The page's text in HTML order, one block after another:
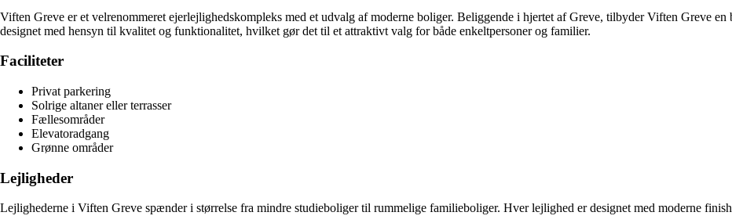
Viften Greve er et velrenommeret ejerlejlighedskompleks med et udvalg af moderne boliger. Beliggende i hjertet af Greve, tilbyder Viften Greve
designet med hensyn til kvalitet og funktionalitet, hvilket gør det til et attraktivt valg for både enkeltpersoner og familier.
Faciliteter
Privat parkering
Solrige altaner eller terrasser
Fællesområder
Elevatoradgang
Grønne områder
Lejligheder
Lejlighederne i Viften Greve spænder i størrelse fra mindre studieboliger til rummelige familieboliger. Hver lejlighed er designet med moderne